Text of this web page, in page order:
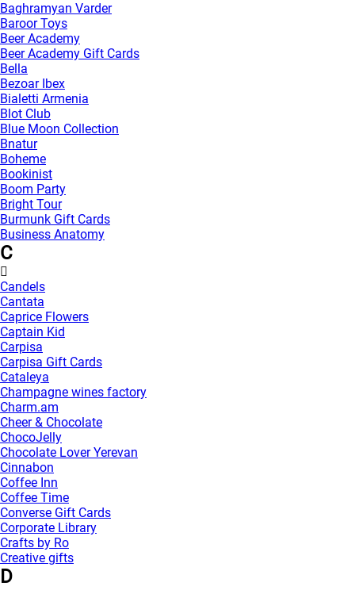
Baghramyan Varder
Baroor Toys
Beer Academy
Beer Academy Gift Cards
Bella
Bezoar Ibex
Bialetti Armenia
Blot Club
Blue Moon Collection
Bnatur
Boheme
Bookinist
Boom Party
Bright Tour
Burmunk Gift Cards
Business Anatomy
C
Candels
Cantata
Caprice Flowers
Captain Kid
Carpisa
Carpisa Gift Cards
Cataleya
Champagne wines factory
Charm.am
Cheer & Chocolate
ChocoJelly
Chocolate Lover Yerevan
Cinnabon
Coffee Inn
Coffee Time
Converse Gift Cards
Corporate Library
Crafts by Ro
Creative gifts
D